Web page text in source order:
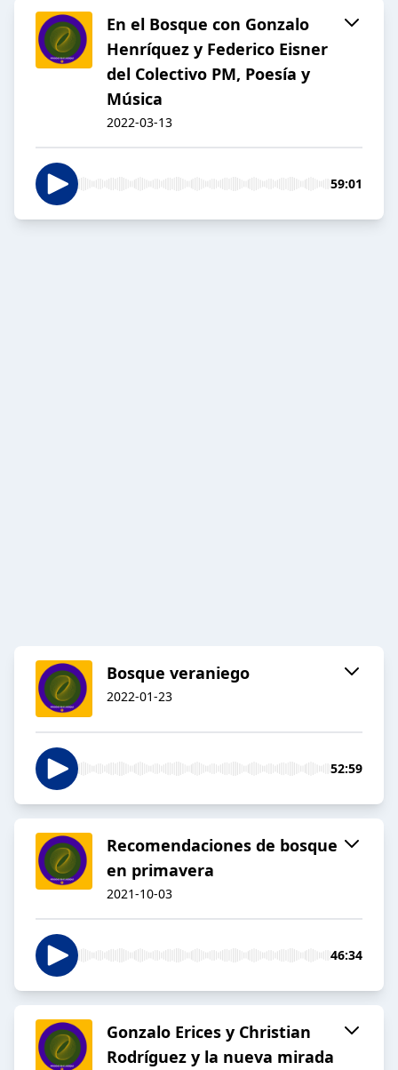
En el Bosque con Gonzalo
Henríquez y Federico Eisner
del Colectivo PM, Poesía y
Música
2022-03-13
59:01
Bosque veraniego
2022-01-23
52:59
Recomendaciones de bosque
en primavera
2021-10-03
46:34
Gonzalo Erices y Christian
Rodríguez y la nueva mirada